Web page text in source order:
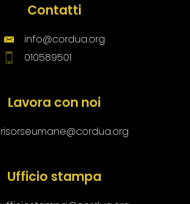
Contatti
info@cordua.org
010589501
Lavora con noi
risorseumane@cordua.org
Ufficio stampa